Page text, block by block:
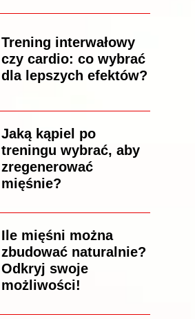
Trening interwałowy
czy cardio: co wybrać
dla lepszych efektów?
Jaką kąpiel po
treningu wybrać, aby
zregenerować
mięśnie?
Ile mięśni można
zbudować naturalnie?
Odkryj swoje
możliwości!